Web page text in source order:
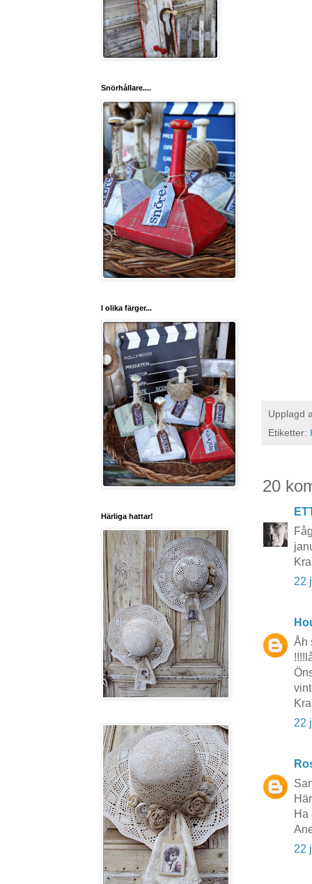
Upplagd
Etiketter:
20
22
Åh
22
Ha
22
Snörhållare....
I olika färger...
Härliga hattar!